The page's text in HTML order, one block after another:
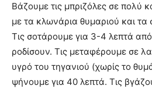
Βάζουμε τις μπριζόλες σε πολύ
με τα κλωνάρια θυμαριού και
Τις σοτάρουμε για 3-4 λεπτά
ροδίσουν. Τις μεταφέρουμε σε
υγρό του τηγανιού (χωρίς το
ψήνουμε για 40 λεπτά. Τις